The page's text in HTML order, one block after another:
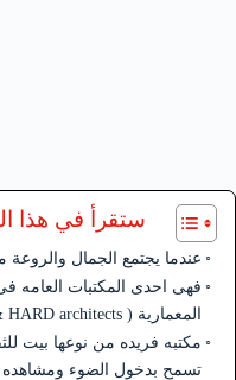
ستقرأ في هذا
عندما يجتمع الجمال والروعة
فهى احدى المكتبات العامه
المعمارية ( HELEN & HARD architects)
تسمح بدخول الضوء ومشاهده